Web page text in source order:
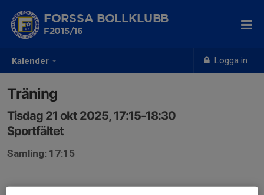
Kalender Logga in
FORSSA BOLLKLUBB
F2015/16
Träning
Tisdag 21 okt 2025, 17:15-18:30
Sportfältet
Samling: 17:15